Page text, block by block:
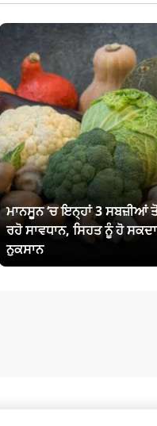
ਮਾਨਸੂਨ ‘ਚ ਇਨ੍ਹਾਂ 3 ਸਬਜ਼ੀਆਂ
ਰਹੋ ਸਾਵਧਾਨ, ਸਿਹਤ ਨੂੰ ਹੋ
ਨੁਕਸਾਨ